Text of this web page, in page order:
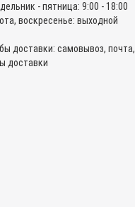
- пятница: 9:00 - 18:00
воскресенье: выходной
доставки: самовывоз, почта,
доставки